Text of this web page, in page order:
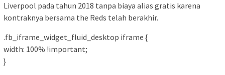
Liverpool pada tahun 2018 tanpa biaya alias gratis karena
kontraknya bersama the Reds telah berakhir.
.fb_iframe_widget_fluid_desktop iframe {
width: 100% !important;
}